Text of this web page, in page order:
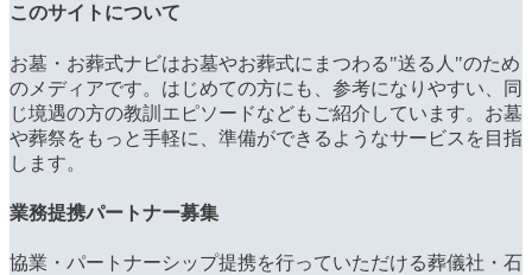
このサイトについて
お墓・お葬式ナビはお墓やお葬式にまつわる"送る人"のため
のメディアです。はじめての方にも、参考になりやすい、同
じ境遇の方の教訓エピソードなどもご紹介しています。お墓
や葬祭をもっと手軽に、準備ができるようなサービスを目指
します。
業務提携パートナー募集
協業・パートナーシップ提携を行っていただける葬儀社・石